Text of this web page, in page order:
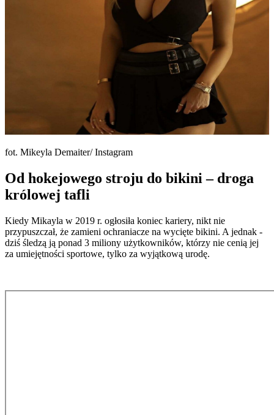
fot. Mikeyla Demaiter/ Instagram
Od hokejowego stroju do bikini – droga
królowej tafli
Kiedy Mikayla w 2019 r. ogłosiła koniec kariery, nikt nie
przypuszczał, że zamieni ochraniacze na wycięte bikini. A jednak -
dziś śledzą ją ponad 3 miliony użytkowników, którzy nie cenią jej
za umiejętności sportowe, tylko za wyjątkową urodę.